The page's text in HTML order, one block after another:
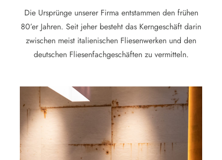
Die Ursprünge unserer Firma entstammen den frühen
80’er Jahren. Seit jeher besteht das Kerngeschäft darin
zwischen meist italienischen Fliesenwerken und den
deutschen Fliesenfachgeschäften zu vermitteln.